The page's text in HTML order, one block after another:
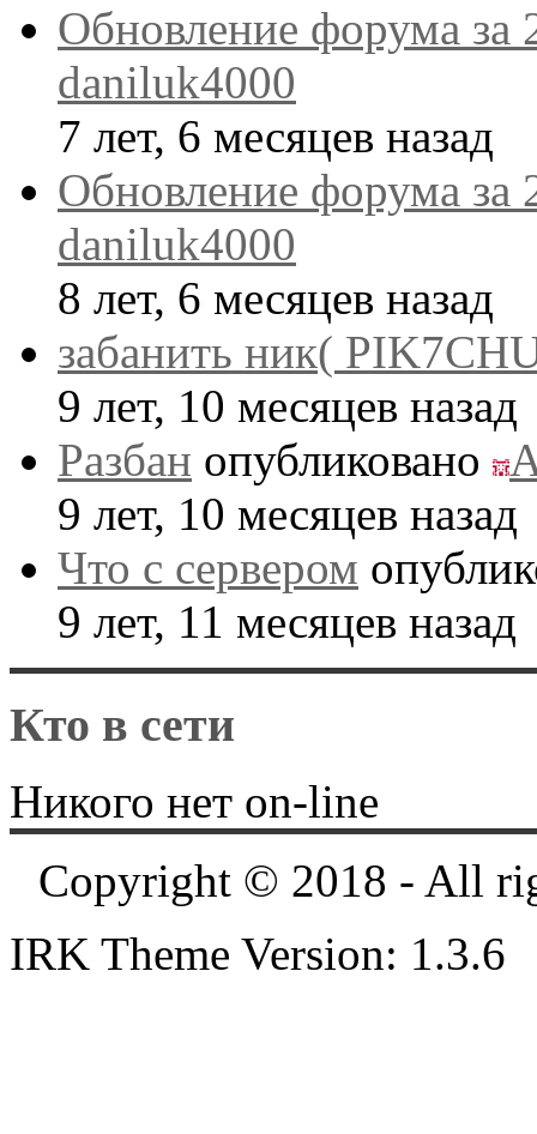
Обновление форума за
daniluk4000
7 лет, 6 месяцев назад
Обновление форума за
daniluk4000
8 лет, 6 месяцев назад
забанить ник(
9 лет, 10 месяцев назад
Разбан опубликовано
9 лет, 10 месяцев назад
Что с сервером
9 лет, 11 месяцев назад
Кто в сети
Никого нет on-line
Copyright © 2018 - All
IRK Theme Version: 1.3.6